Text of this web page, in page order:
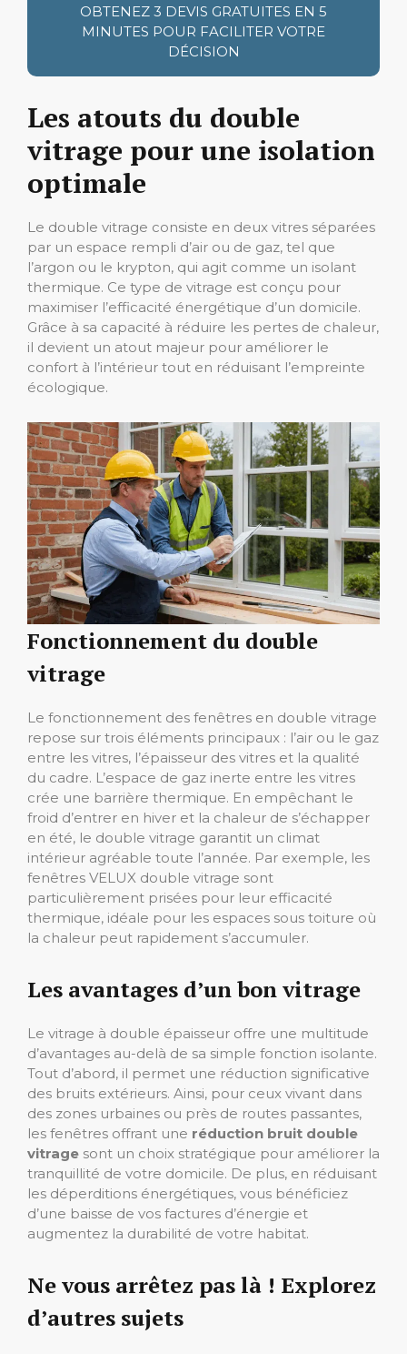
OBTENEZ 3 DEVIS GRATUITES EN 5
MINUTES POUR FACILITER VOTRE
DÉCISION
Les atouts du double
vitrage pour une isolation
optimale
Le double vitrage consiste en deux vitres séparées
par un espace rempli d’air ou de gaz, tel que
l’argon ou le krypton, qui agit comme un isolant
thermique. Ce type de vitrage est conçu pour
maximiser l’efficacité énergétique d’un domicile.
Grâce à sa capacité à réduire les pertes de chaleur,
il devient un atout majeur pour améliorer le
confort à l’intérieur tout en réduisant l’empreinte
écologique.
Fonctionnement du double
vitrage
Le fonctionnement des fenêtres en double vitrage
repose sur trois éléments principaux : l’air ou le gaz
entre les vitres, l’épaisseur des vitres et la qualité
du cadre. L’espace de gaz inerte entre les vitres
crée une barrière thermique. En empêchant le
froid d’entrer en hiver et la chaleur de s’échapper
en été, le double vitrage garantit un climat
intérieur agréable toute l’année. Par exemple, les
fenêtres VELUX double vitrage sont
particulièrement prisées pour leur efficacité
thermique, idéale pour les espaces sous toiture où
la chaleur peut rapidement s’accumuler.
Les avantages d’un bon vitrage
Le vitrage à double épaisseur offre une multitude
d’avantages au-delà de sa simple fonction isolante.
Tout d’abord, il permet une réduction significative
des bruits extérieurs. Ainsi, pour ceux vivant dans
des zones urbaines ou près de routes passantes,
les fenêtres offrant une réduction bruit double
vitrage sont un choix stratégique pour améliorer la
tranquillité de votre domicile. De plus, en réduisant
les déperditions énergétiques, vous bénéficiez
d’une baisse de vos factures d’énergie et
augmentez la durabilité de votre habitat.
Ne vous arrêtez pas là ! Explorez
d’autres sujets